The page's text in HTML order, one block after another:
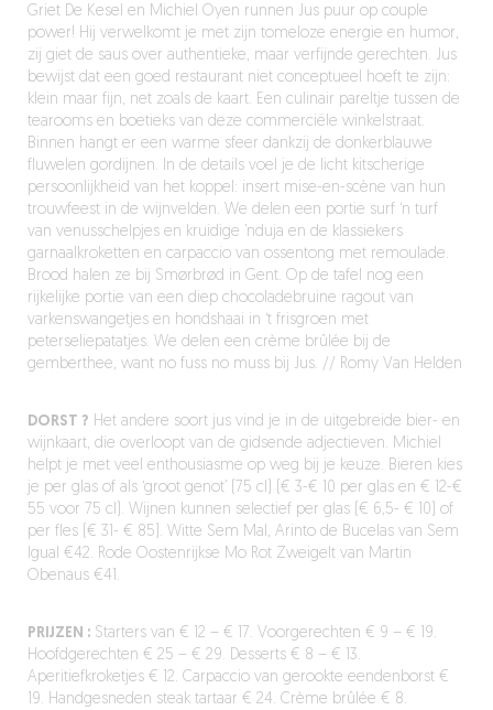
Griet De Kesel en Michiel Oyen runnen Jus puur op couple
power! Hij verwelkomt je met zijn tomeloze energie en humor,
zij giet de saus over authentieke, maar verfijnde gerechten. Jus
bewijst dat een goed restaurant niet conceptueel hoeft te zijn:
klein maar fijn, net zoals de kaart. Een culinair pareltje tussen de
tearooms en boetieks van deze commerciële winkelstraat.
Binnen hangt er een warme sfeer dankzij de donkerblauwe
fluwelen gordijnen. In de details voel je de licht kitscherige
persoonlijkheid van het koppel: insert mise-en-scène van hun
trouwfeest in de wijnvelden. We delen een portie surf ‘n turf
van venusschelpjes en kruidige ’nduja en de klassiekers
garnaalkroketten en carpaccio van ossentong met remoulade.
Brood halen ze bij Smørbrød in Gent. Op de tafel nog een
rijkelijke portie van een diep chocoladebruine ragout van
varkenswangetjes en hondshaai in ‘t frisgroen met
peterseliepatatjes. We delen een crème brûlée bij de
gemberthee, want no fuss no muss bij Jus. // Romy Van Helden
DORST ? Het andere soort jus vind je in de uitgebreide bier- en
wijnkaart, die overloopt van de gidsende adjectieven. Michiel
helpt je met veel enthousiasme op weg bij je keuze. Bieren kies
je per glas of als ‘groot genot’ (75 cl) (€ 3-€ 10 per glas en € 12-€
55 voor 75 cl). Wijnen kunnen selectief per glas (€ 6,5- € 10) of
per fles (€ 31- € 85). Witte Sem Mal, Arinto de Bucelas van Sem
Igual €42. Rode Oostenrijkse Mo Rot Zweigelt van Martin
Obenaus €41.
PRIJZEN :Starters van € 12 – € 17. Voorgerechten € 9 – € 19.
Hoofdgerechten € 25 – € 29. Desserts € 8 – € 13.
Aperitiefkroketjes € 12. Carpaccio van gerookte eendenborst €
19. Handgesneden steak tartaar € 24. Crème brûlée € 8.